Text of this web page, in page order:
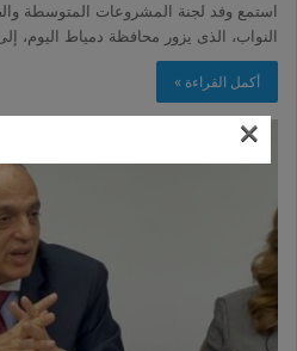
استمع وفد لجنة المشروعات المتوسطة
النواب، الذى يزور محافظة دمياط
أكمل القراءة »
×